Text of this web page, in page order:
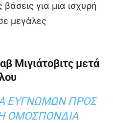
για μια ισχυρή
μεγάλες
Μιγιάτοβιτς μετά
ΕΥΓΝΏΜΩΝ ΠΡΟΣ
ΟΜΟΣΠΟΝΔΊΑ